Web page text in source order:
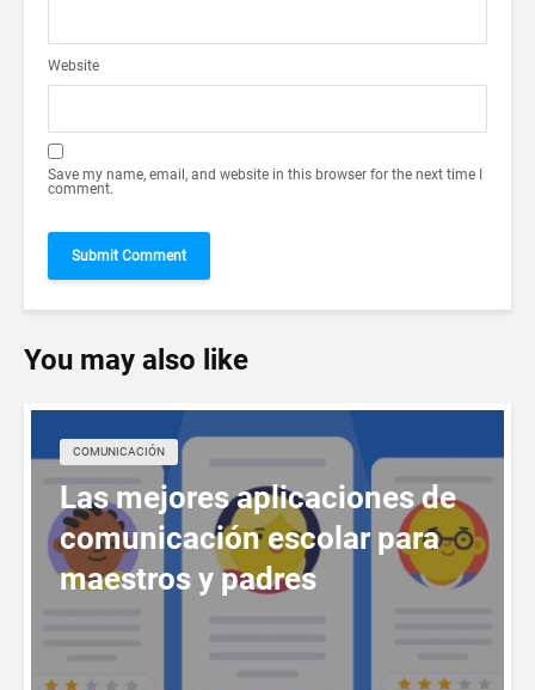
Website
Save my name, email, and website in this browser for the next time I
comment.
You may also like
COMUNICACIÓN
Las mejores aplicaciones de
comunicación escolar para
maestros y padres